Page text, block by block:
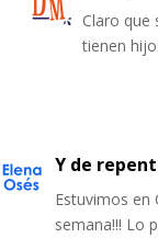
Claro que
tienen
Y de
Estuvimos en
semana!!! Lo